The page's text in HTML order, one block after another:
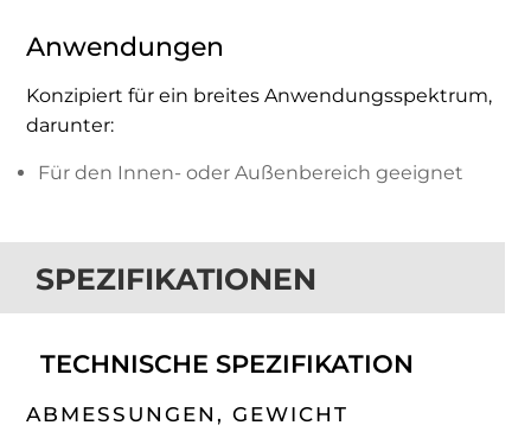
Anwendungen
Konzipiert für ein breites Anwendungsspektrum,
darunter:
Für den Innen- oder Außenbereich geeignet
SPEZIFIKATIONEN
TECHNISCHE SPEZIFIKATION
ABMESSUNGEN, GEWICHT